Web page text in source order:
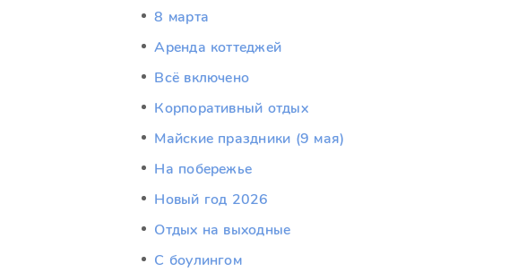
8 марта
Аренда коттеджей
Всё включено
Корпоративный отдых
Майские праздники (9 мая)
На побережье
Новый год 2026
Отдых на выходные
С боулингом